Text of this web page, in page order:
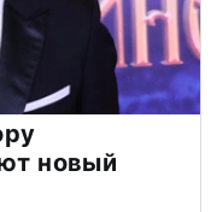
новый